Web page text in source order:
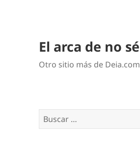
El arca de no sé
Otro sitio más de Deia.com
Buscar: